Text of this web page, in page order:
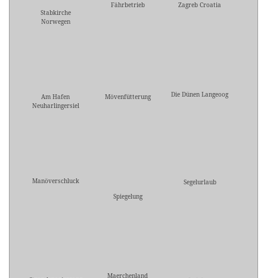
Stabkirche
Norwegen
Fährbetrieb Zagreb Croatia
Am Hafen
Neuharlingersiel
Mövenfütterung Die Dünen Langeoog
Manöverschluck
Spiegelung
Segelurlaub
Maerchenland